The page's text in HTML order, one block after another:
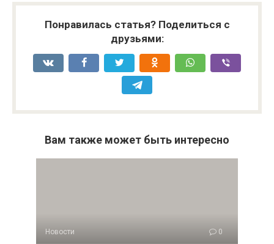
Понравилась статья? Поделиться с
друзьями:
Вам также может быть интересно
Новости 0